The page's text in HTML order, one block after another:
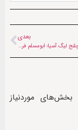
بعدی
حضور قوی در چلنج لیگ آسیا؛ ابومسلم فراه با میثم نامور بازیکن ایرانی به توافق رسید
بخش‌های موردنیاز